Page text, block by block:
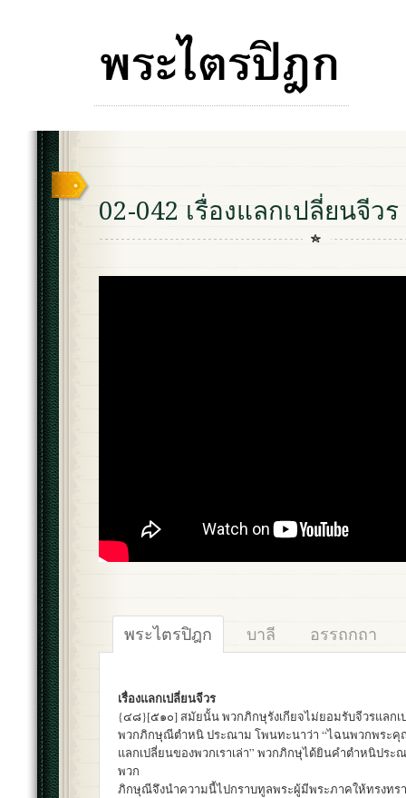
02-042 เรื่องแลกเปลี่ยนจีวร
พระไตรปิฎก บาลี อรรถกถา
เรื่องแลกเปลี่ยนจีวร
{๔๘}[๕๑๐] สมัยนั้น พวกภิกษุรังเกียจไม่ยอมรับจีวรแลก
พวกภิกษุณีตำหนิ ประณาม โพนทะนาว่า “ไฉนพวกพระคุ
แลกเปลี่ยนของพวกเราเล่า” พวกภิกษุได้ยินคำตำหนิปร
พวก
ภิกษุณีจึงนำความนี้ไปกราบทูลพระผู้มีพระภาคให้ทรงทร